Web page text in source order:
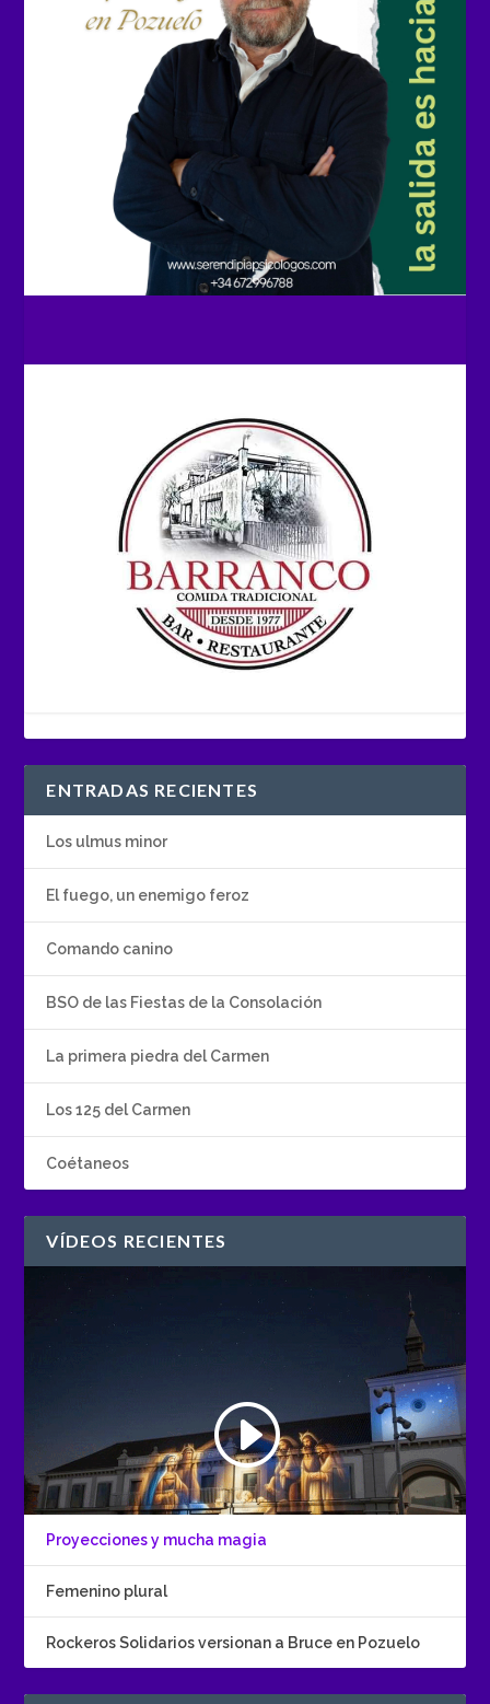
ENTRADAS RECIENTES
Los ulmus minor
El fuego, un enemigo feroz
Comando canino
BSO de las Fiestas de la Consolación
La primera piedra del Carmen
Los 125 del Carmen
Coétaneos
VÍDEOS RECIENTES
Proyecciones y mucha magia
Femenino plural
Rockeros Solidarios versionan a Bruce en Pozuelo